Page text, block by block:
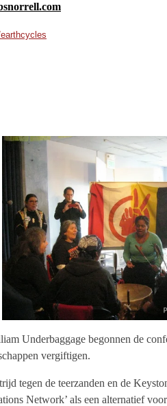
Underbaggage begonnen de
vergiftigen.
tegen de teerzanden en de
Network’ als een alternatief